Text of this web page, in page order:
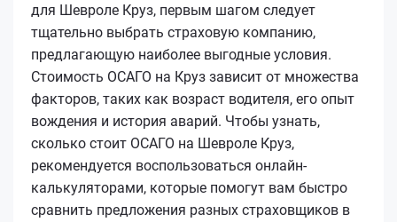
для Шевроле Круз, первым шагом следует
тщательно выбрать страховую компанию,
предлагающую наиболее выгодные условия.
Стоимость ОСАГО на Круз зависит от множества
факторов, таких как возраст водителя, его опыт
вождения и история аварий. Чтобы узнать,
сколько стоит ОСАГО на Шевроле Круз,
рекомендуется воспользоваться онлайн-
калькуляторами, которые помогут вам быстро
сравнить предложения разных страховщиков в